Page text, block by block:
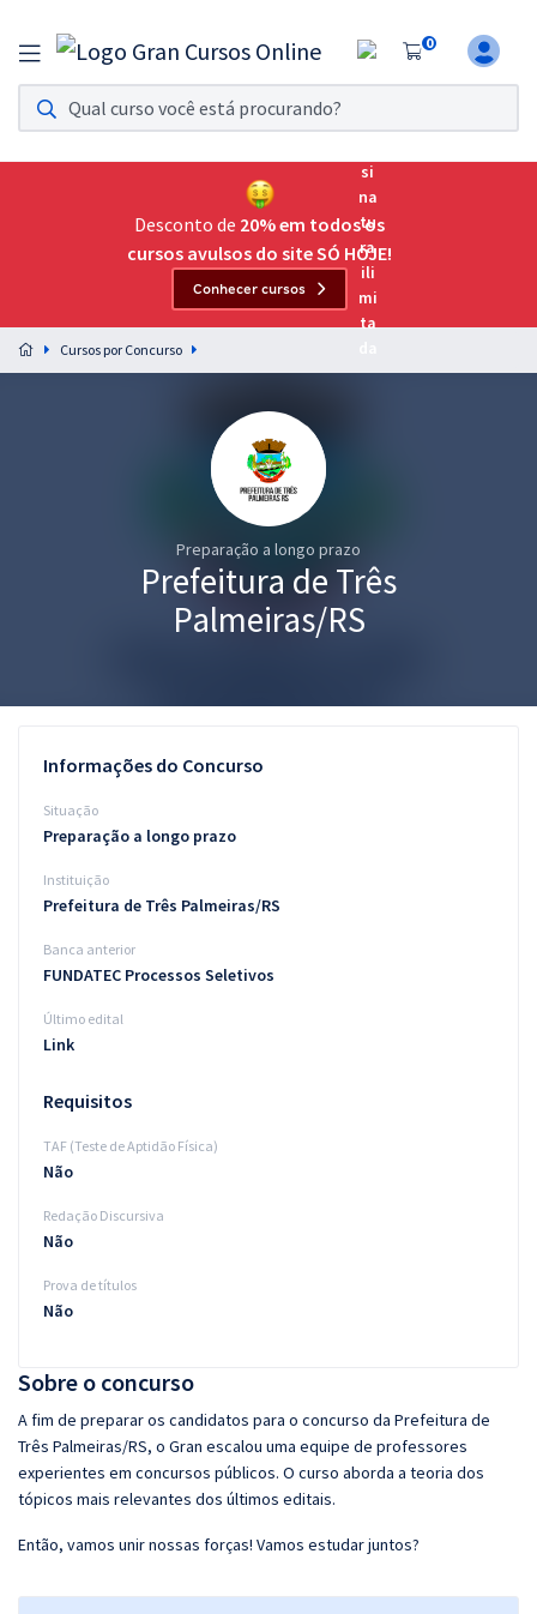
0
Assinatura Ilimitada 11
Acesso a todos os cursos. Teste grátis por 7 dias!
Assinatura OAB Até Passar
Acesso ilimitado a toda preparação para o Exame da
Preparação completa e intensiva para as principais
residências em saúde do Brasil
Conteúdo gratuito
Blog
Desconto de 20% em todos os
cursos avulsos do site SÓ HOJE!
Conhecer cursos
Cursos por Concurso
Preparação a longo prazo
Prefeitura de Três
Palmeiras/RS
Sobre o concurso
A fim de preparar os candidatos para o concurso da Prefeitura de
Três Palmeiras/RS, o Gran escalou uma equipe de professores
experientes em concursos públicos. O curso aborda a teoria dos
tópicos mais relevantes dos últimos editais.
Então, vamos unir nossas forças! Vamos estudar juntos?
Informações do Concurso
Situação
Preparação a longo prazo
Instituição
Prefeitura de Três Palmeiras/RS
Banca anterior
FUNDATEC Processos Seletivos
Último edital
Link
Requisitos
TAF (Teste de Aptidão Física)
Não
Redação Discursiva
Não
Prova de títulos
Não